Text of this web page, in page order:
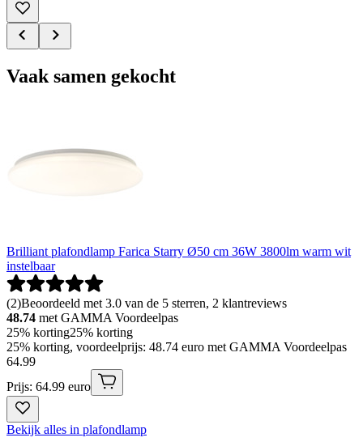
Vaak samen gekocht
Brilliant plafondlamp Farica Starry Ø50 cm 36W 3800lm warm wit
instelbaar
(2)Beoordeeld met 3.0 van de 5 sterren, 2 klantreviews
48.74 met GAMMA Voordeelpas
25% korting25% korting
25% korting, voordeelprijs: 48.74 euro met GAMMA Voordeelpas
64.99
Prijs: 64.99 euro
Bekijk alles in plafondlamp